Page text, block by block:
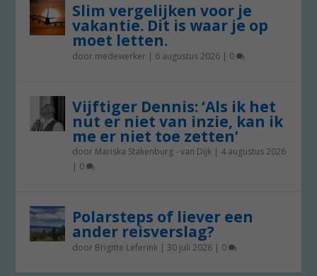
Slim vergelijken voor je
vakantie. Dit is waar je op
moet letten.
door medewerker | 6 augustus 2026 | 0
Vijftiger Dennis: ‘Als ik het
nut er niet van inzie, kan ik
me er niet toe zetten’
door Mariska Stakenburg - van Dijk | 4 augustus 2026
| 0
Polarsteps of liever een
ander reisverslag?
door Brigitte Leferink | 30 juli 2026 | 0